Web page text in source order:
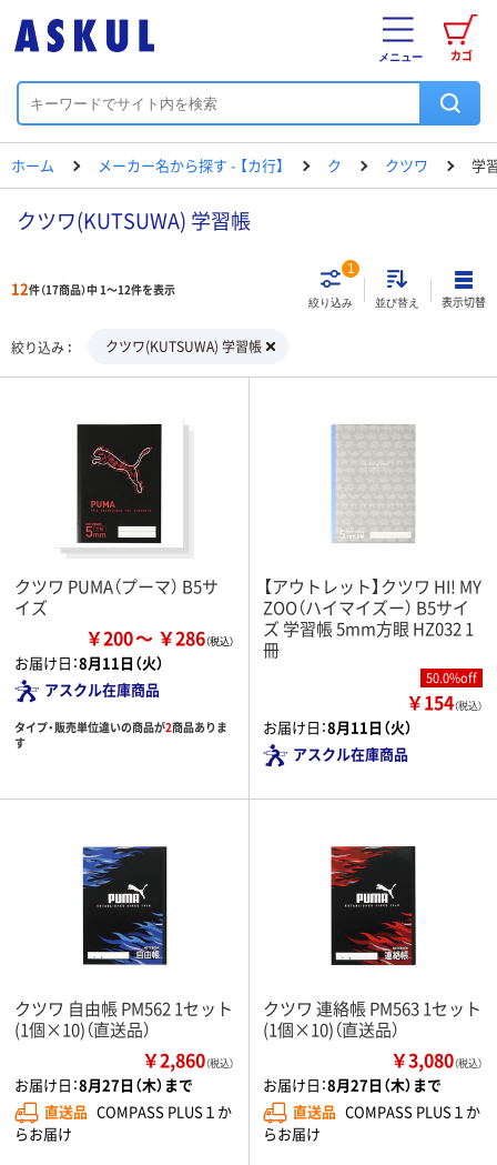
カゴ
メニュー
ホーム メーカー名から探す - 【カ行】 ク クツワ 学
クツワ(KUTSUWA) 学習帳
12件（17商品）中 1～12件を表示
絞り込み
1
並び替え 表示切替
絞り込み クツワ(KUTSUWA) 学習帳
クツワ PUMA（プーマ） B5サ
イズ
￥200 ￥286
お届け日：8月11日（火）
アスクル在庫商品
タイプ・販売単位違いの商品が2商品ありま
す
【アウトレット】クツワ HI! MY
ZOO（ハイマイズー） B5サイ
ズ 学習帳 5mm方眼 HZ032 1
冊
50.0%off
￥154（税込）
お届け日：8月11日（火）
アスクル在庫商品
クツワ 自由帳 PM562 1セット
(1個×10)（直送品）
￥2,860（税込）
お届け日：8月27日（木）まで
直送品 COMPASS PLUS１か
らお届け
クツワ 連絡帳 PM563 1セット
(1個×10)（直送品）
￥3,080（税込）
お届け日：8月27日（木）まで
直送品 COMPASS PLUS１か
らお届け